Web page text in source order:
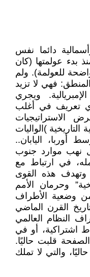
دائما نفس
بدء عولمتها (كان
للعولمة). ولم
فهي لا تزيد
ويجري
تعريف في أغلب
الاستراتيجيات
التاريخية )الواليات
أوربا، اليابان..
نهب موارد جنوب
في ارتباط مع
وتهدف هذه القوى
وحرمان الأمم
وضعية الأطراف
القرن الماضي
النظام العالمي
اشتراكية، أو في
قلبت حاليًا.
والتي لا تملك